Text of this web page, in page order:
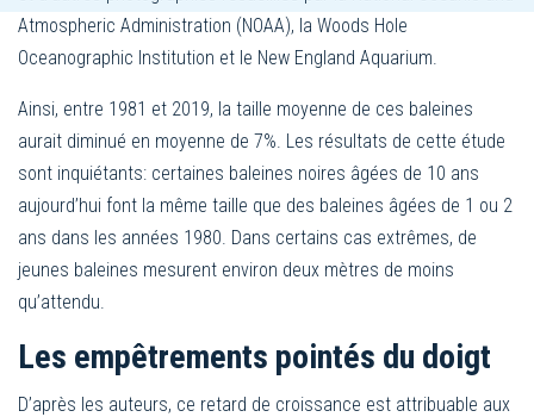
Atmospheric Administration (NOAA), la Woods Hole
Oceanographic Institution et le New England Aquarium.
Ainsi, entre 1981 et 2019, la taille moyenne de ces baleines
aurait diminué en moyenne de 7%. Les résultats de cette étude
sont inquiétants: certaines baleines noires âgées de 10 ans
aujourd’hui font la même taille que des baleines âgées de 1 ou 2
ans dans les années 1980. Dans certains cas extrêmes, de
jeunes baleines mesurent environ deux mètres de moins
qu’attendu.
Les empêtrements pointés du doigt
D’après les auteurs, ce retard de croissance est attribuable aux